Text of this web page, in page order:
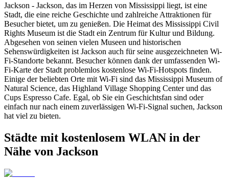
Jackson - Jackson, das im Herzen von Mississippi liegt, ist eine
Stadt, die eine reiche Geschichte und zahlreiche Attraktionen für
Besucher bietet, um zu genießen. Die Heimat des Mississippi Civil
Rights Museum ist die Stadt ein Zentrum für Kultur und Bildung.
Abgesehen von seinen vielen Museen und historischen
Sehenswürdigkeiten ist Jackson auch für seine ausgezeichneten Wi-
Fi-Standorte bekannt. Besucher können dank der umfassenden Wi-
Fi-Karte der Stadt problemlos kostenlose Wi-Fi-Hotspots finden.
Einige der beliebten Orte mit Wi-Fi sind das Mississippi Museum of
Natural Science, das Highland Village Shopping Center und das
Cups Espresso Cafe. Egal, ob Sie ein Geschichtsfan sind oder
einfach nur nach einem zuverlässigen Wi-Fi-Signal suchen, Jackson
hat viel zu bieten.
Städte mit kostenlosem WLAN in der
Nähe von Jackson